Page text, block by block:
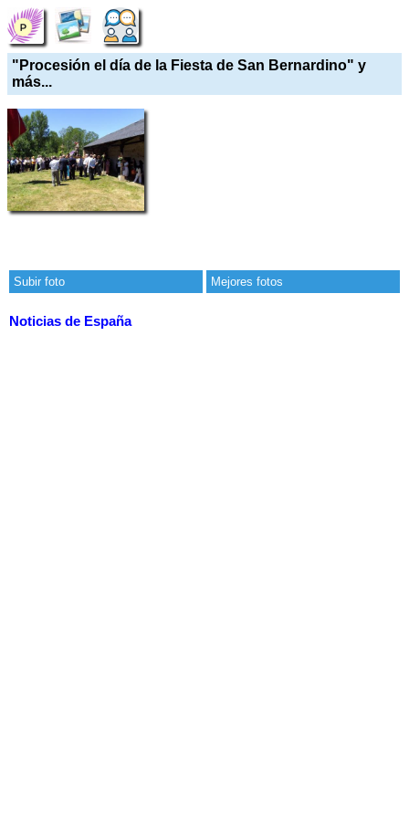
"Procesión el día de la Fiesta de San Bernardino" y
más...
Subir foto Mejores fotos
Noticias de España